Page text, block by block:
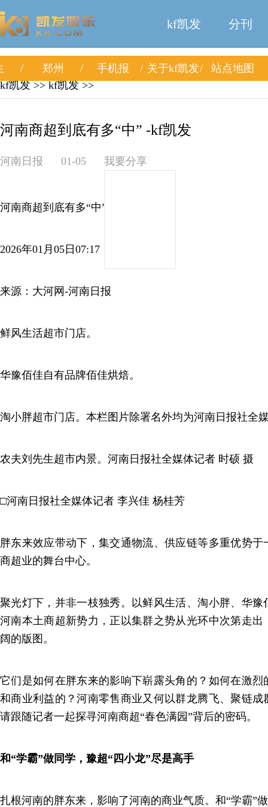
kf凯发 分刊
郑州 手机报 关于kf凯发
站点地图
kf凯发 >> kf凯发 >>
河南商超到底有多“中” -kf凯发
河南日报 01-05 我要分享
河南商超到底有多“中”
2026年01月05日07:17
来源：大河网-河南日报
鲜风生活超市门店。
华豫佰佳自有品牌佰佳烘焙。
淘小胖超市门店。本栏图片除署名外均为河南日报社全
农夫刘先生超市内景。河南日报社全媒体记者 时硕 摄
□河南日报社全媒体记者 李兴佳 杨桂芳
胖东来效应带动下，集交通物流、供应链等多重优势
商超业的舞台中心。
聚光灯下，并非一枝独秀。以鲜风生活、淘小胖、华
河南本土商超新势力，正以集群之势从光环中次第走
阔的版图。
它们是如何在胖东来的影响下崭露头角的？如何在激
和商业利益的？河南零售商业又何以群龙腾飞、聚链
请跟随记者一起探寻河南商超“春色满园”背后的密码。
和“学霸”做同学，豫超“四小龙”尽是高手
扎根河南的胖东来，影响了河南的商业气质。和“学霸”